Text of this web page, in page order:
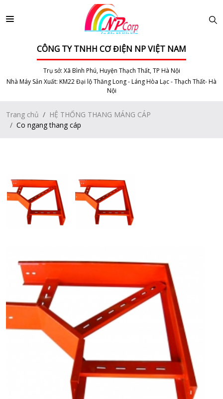
CÔNG TY TNHH CƠ ĐIỆN NP VIỆT NAM
Trụ sở: Xã Bình Phú, Huyện Thạch Thất, TP Hà Nội
Nhà Máy Sản Xuất: KM22 Đại lộ Thăng Long - Láng Hòa Lạc - Thạch Thất- Hà
Nội
Trang chủ
HỆ THỐNG THANG MÁNG CÁP
Co ngang thang cáp